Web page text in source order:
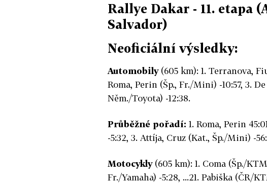
Rallye Dakar - 11. etapa
Salvador)
Neoficiální výsledky:
Automobily(605 km): 1. Terranova,
Roma, Perin (Šp., Fr./Mini) -10:57, 3.
Něm./Toyota) -12:38.
Průběžné pořadí: 1. Roma, Perin
-5:32, 3. Attíja, Cruz (Kat., Šp./Mini) -
Motocykly(605 km): 1. Coma (Šp./
Fr./Yamaha) -5:28, ...21. Pabiška (ČR/